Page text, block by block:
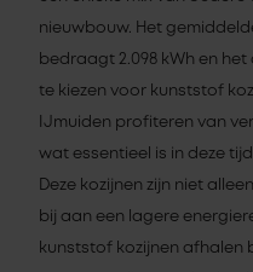
nieuwbouw. Het
bedraagt 2.098 kWh en
te kiezen voor kunststof
IJmuiden profiteren van
wat essentieel is in deze
Deze kozijnen zijn niet
bij aan een lagere
kunststof kozijnen afhalen